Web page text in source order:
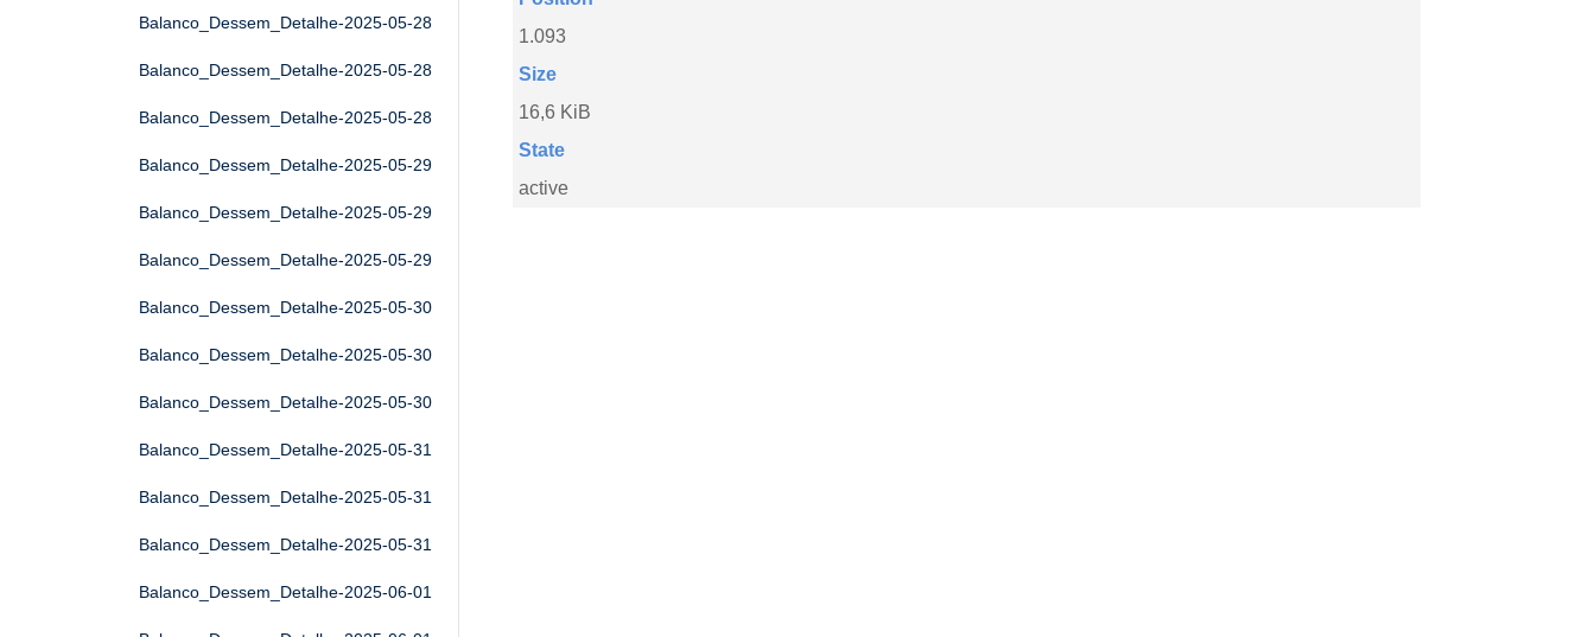
Balanco_Dessem_Detalhe-2025-05-28
Balanco_Dessem_Detalhe-2025-05-28
Balanco_Dessem_Detalhe-2025-05-28
Balanco_Dessem_Detalhe-2025-05-29
Balanco_Dessem_Detalhe-2025-05-29
Balanco_Dessem_Detalhe-2025-05-29
Balanco_Dessem_Detalhe-2025-05-30
Balanco_Dessem_Detalhe-2025-05-30
Balanco_Dessem_Detalhe-2025-05-30
Balanco_Dessem_Detalhe-2025-05-31
Balanco_Dessem_Detalhe-2025-05-31
Balanco_Dessem_Detalhe-2025-05-31
Balanco_Dessem_Detalhe-2025-06-01
1.093
Size
16,6 KiB
State
active